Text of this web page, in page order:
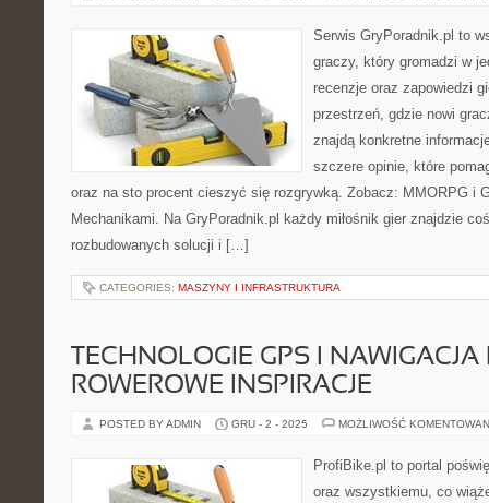
Serwis GryPoradnik.pl to
graczy, który gromadzi w
recenzje oraz zapowiedzi
przestrzeń, gdzie nowi
znajdą konkretne
szczere opinie, które
oraz na sto procent cieszyć się rozgrywką. Zobacz: MMORPG i
Mechanikami. Na GryPoradnik.pl każdy miłośnik gier znajdzie
rozbudowanych solucji i […]
CATEGORIES: MASZYNY I INFRASTRUKTURA
TECHNOLOGIE GPS I
ROWEROWE INSPIRACJE
POSTED BY ADMIN GRU - 2 - 2025 MOŻLIWOŚĆ
ProfiBike.pl to portal
oraz wszystkiemu, co